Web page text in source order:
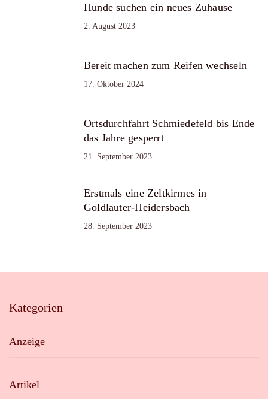
Hunde suchen ein neues Zuhause
2. August 2023
Bereit machen zum Reifen wechseln
17. Oktober 2024
Ortsdurchfahrt Schmiedefeld bis Ende
das Jahre gesperrt
21. September 2023
Erstmals eine Zeltkirmes in
Goldlauter-Heidersbach
28. September 2023
Kategorien
Anzeige
Artikel